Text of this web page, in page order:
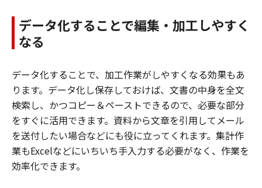
データ化することで編集・加工しやすく
なる
データ化することで、加工作業がしやすくなる効果もあ
ります。データ化し保存しておけば、文書の中身を全文
検索し、かつコピー＆ペーストできるので、必要な部分
をすぐに活用できます。資料から文章を引用してメール
を送付したい場合などにも役に立ってくれます。集計作
業もExcelなどにいちいち手入力する必要がなく、作業を
効率化できます。